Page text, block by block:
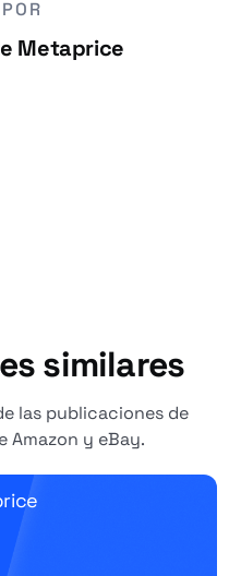
Metaprice
similares
las publicaciones de
Amazon y eBay.